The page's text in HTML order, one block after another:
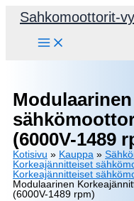
Siirry
Sahkomoottorit-
(6000V-1489
Kotisivu » Kauppa »
Korkeajännitteiset
Korkeajännitteiset
Modulaarinen
(6000V-1489 rpm)